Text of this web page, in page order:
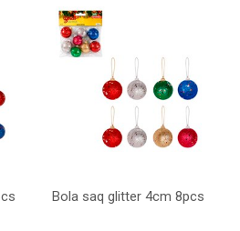
Bola saq glitter 4cm 8pcs